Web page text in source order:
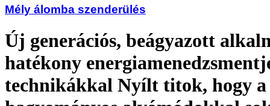
Mély álomba szenderülés
Új generációs, beágyazott
hatékony
technikákkal Nyílt titok, hogy a